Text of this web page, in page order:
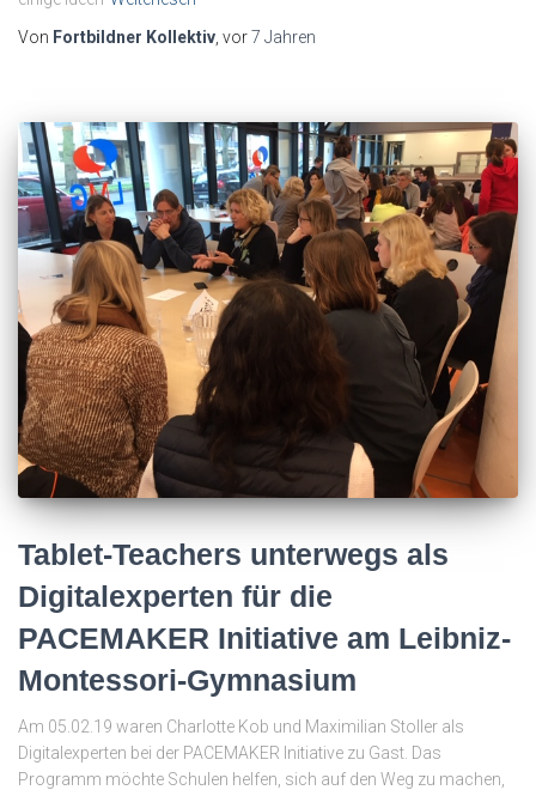
Von Fortbildner Kollektiv , vor7 Jahren
Tablet-Teachers unterwegs als
Digitalexperten für die
PACEMAKER Initiative am Leibniz-
Montessori-Gymnasium
Am 05.02.19 waren Charlotte Kob und Maximilian Stoller als
Digitalexperten bei der PACEMAKER Initiative zu Gast. Das
Programm möchte Schulen helfen, sich auf den Weg zu machen,